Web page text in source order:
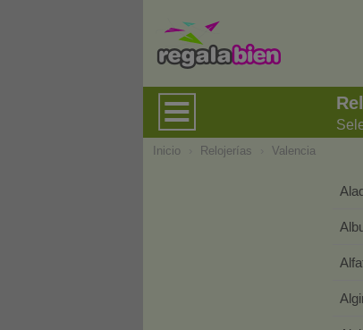
Inicio Relojerías Valencia